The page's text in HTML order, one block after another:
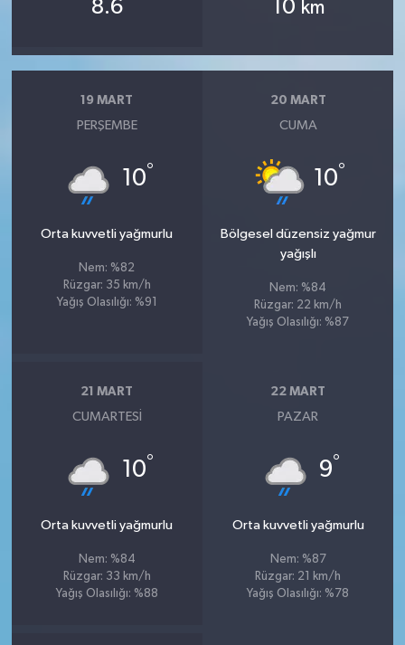
8.6 10 km
19 MART
PERŞEMBE
10°
Orta kuvvetli yağmurlu
Nem: %82
Rüzgar: 35 km/h
Yağış Olasılığı: %91
20 MART
CUMA
10°
Bölgesel düzensiz yağmur
yağışlı
Nem: %84
Rüzgar: 22 km/h
Yağış Olasılığı: %87
21 MART
CUMARTESI
10°
Orta kuvvetli yağmurlu
Nem: %84
Rüzgar: 33 km/h
Yağış Olasılığı: %88
22 MART
PAZAR
9°
Orta kuvvetli yağmurlu
Nem: %87
Rüzgar: 21 km/h
Yağış Olasılığı: %78